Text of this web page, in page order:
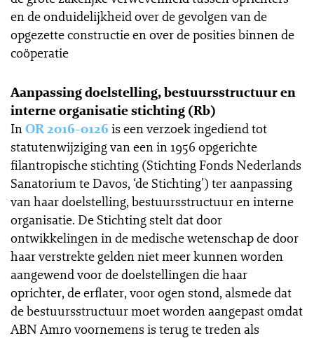
en de onduidelijkheid over de gevolgen van de
opgezette constructie en over de posities binnen de
coöperatie
Aanpassing doelstelling, bestuursstructuur en
interne organisatie stichting (Rb)
InOR 2016-0126 is een verzoek ingediend tot
statutenwijziging van een in 1956 opgerichte
filantropische stichting (Stichting Fonds Nederlands
Sanatorium te Davos, ‘de Stichting’) ter aanpassing
van haar doelstelling, bestuursstructuur en interne
organisatie. De Stichting stelt dat door
ontwikkelingen in de medische wetenschap de door
haar verstrekte gelden niet meer kunnen worden
aangewend voor de doelstellingen die haar
oprichter, de erflater, voor ogen stond, alsmede dat
de bestuursstructuur moet worden aangepast omdat
ABN Amro voornemens is terug te treden als